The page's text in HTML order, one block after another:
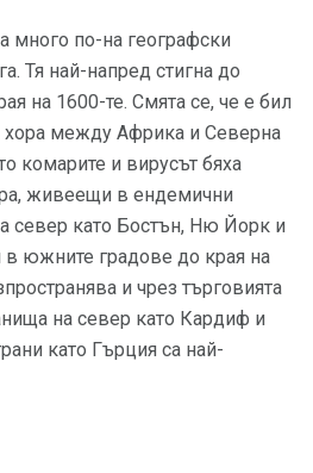
много по-на географски
Тя най-напред стигна до
на 1600-те. Смята се, че е бил
хора между Африка и Северна
комарите и вирусът бяха
живеещи в ендемични
север като Бостън, Ню Йорк и
южните градове до края на
и чрез търговията
на север като Кардиф и
като Гърция са най-